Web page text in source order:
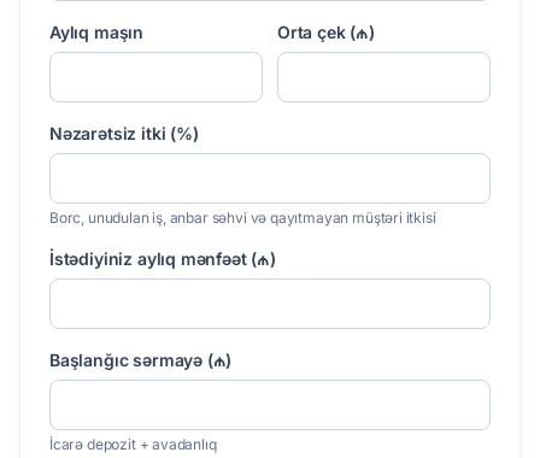
Aylıq maşın Orta çek (₼)
Nəzarətsiz itki (%)
Borc, unudulan iş, anbar səhvi və qayıtmayan müştəri itkisi
İstədiyiniz aylıq mənfəət (₼)
Başlanğıc sərmayə (₼)
İcarə depozit + avadanlıq